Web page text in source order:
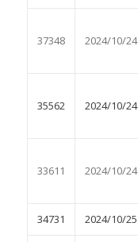
37348 2024/10/24
35562 2024/10/24
33611 2024/10/24
34731 2024/10/25